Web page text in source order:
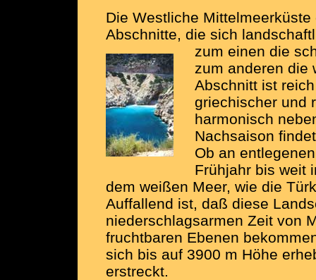
Die Westliche
Abschnitte, die sich
zum einen die
zum anderen die
Abschnitt ist
griechischer und
harmonisch
Nachsaison
Ob an
Frühjahr bis weit
dem weißen Meer, wie die
Auffallend ist, daß diese
niederschlagsarmen Zeit von
fruchtbaren Ebenen
sich bis auf 3900 m Höhe
erstreckt.